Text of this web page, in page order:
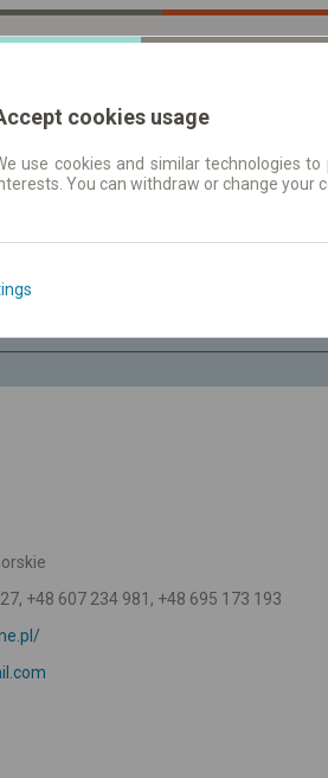
Red vožnje | Karte
+48 607 234 981, +48 695 173 193
cookies usage
use cookies and similar technologies
You can withdraw or change